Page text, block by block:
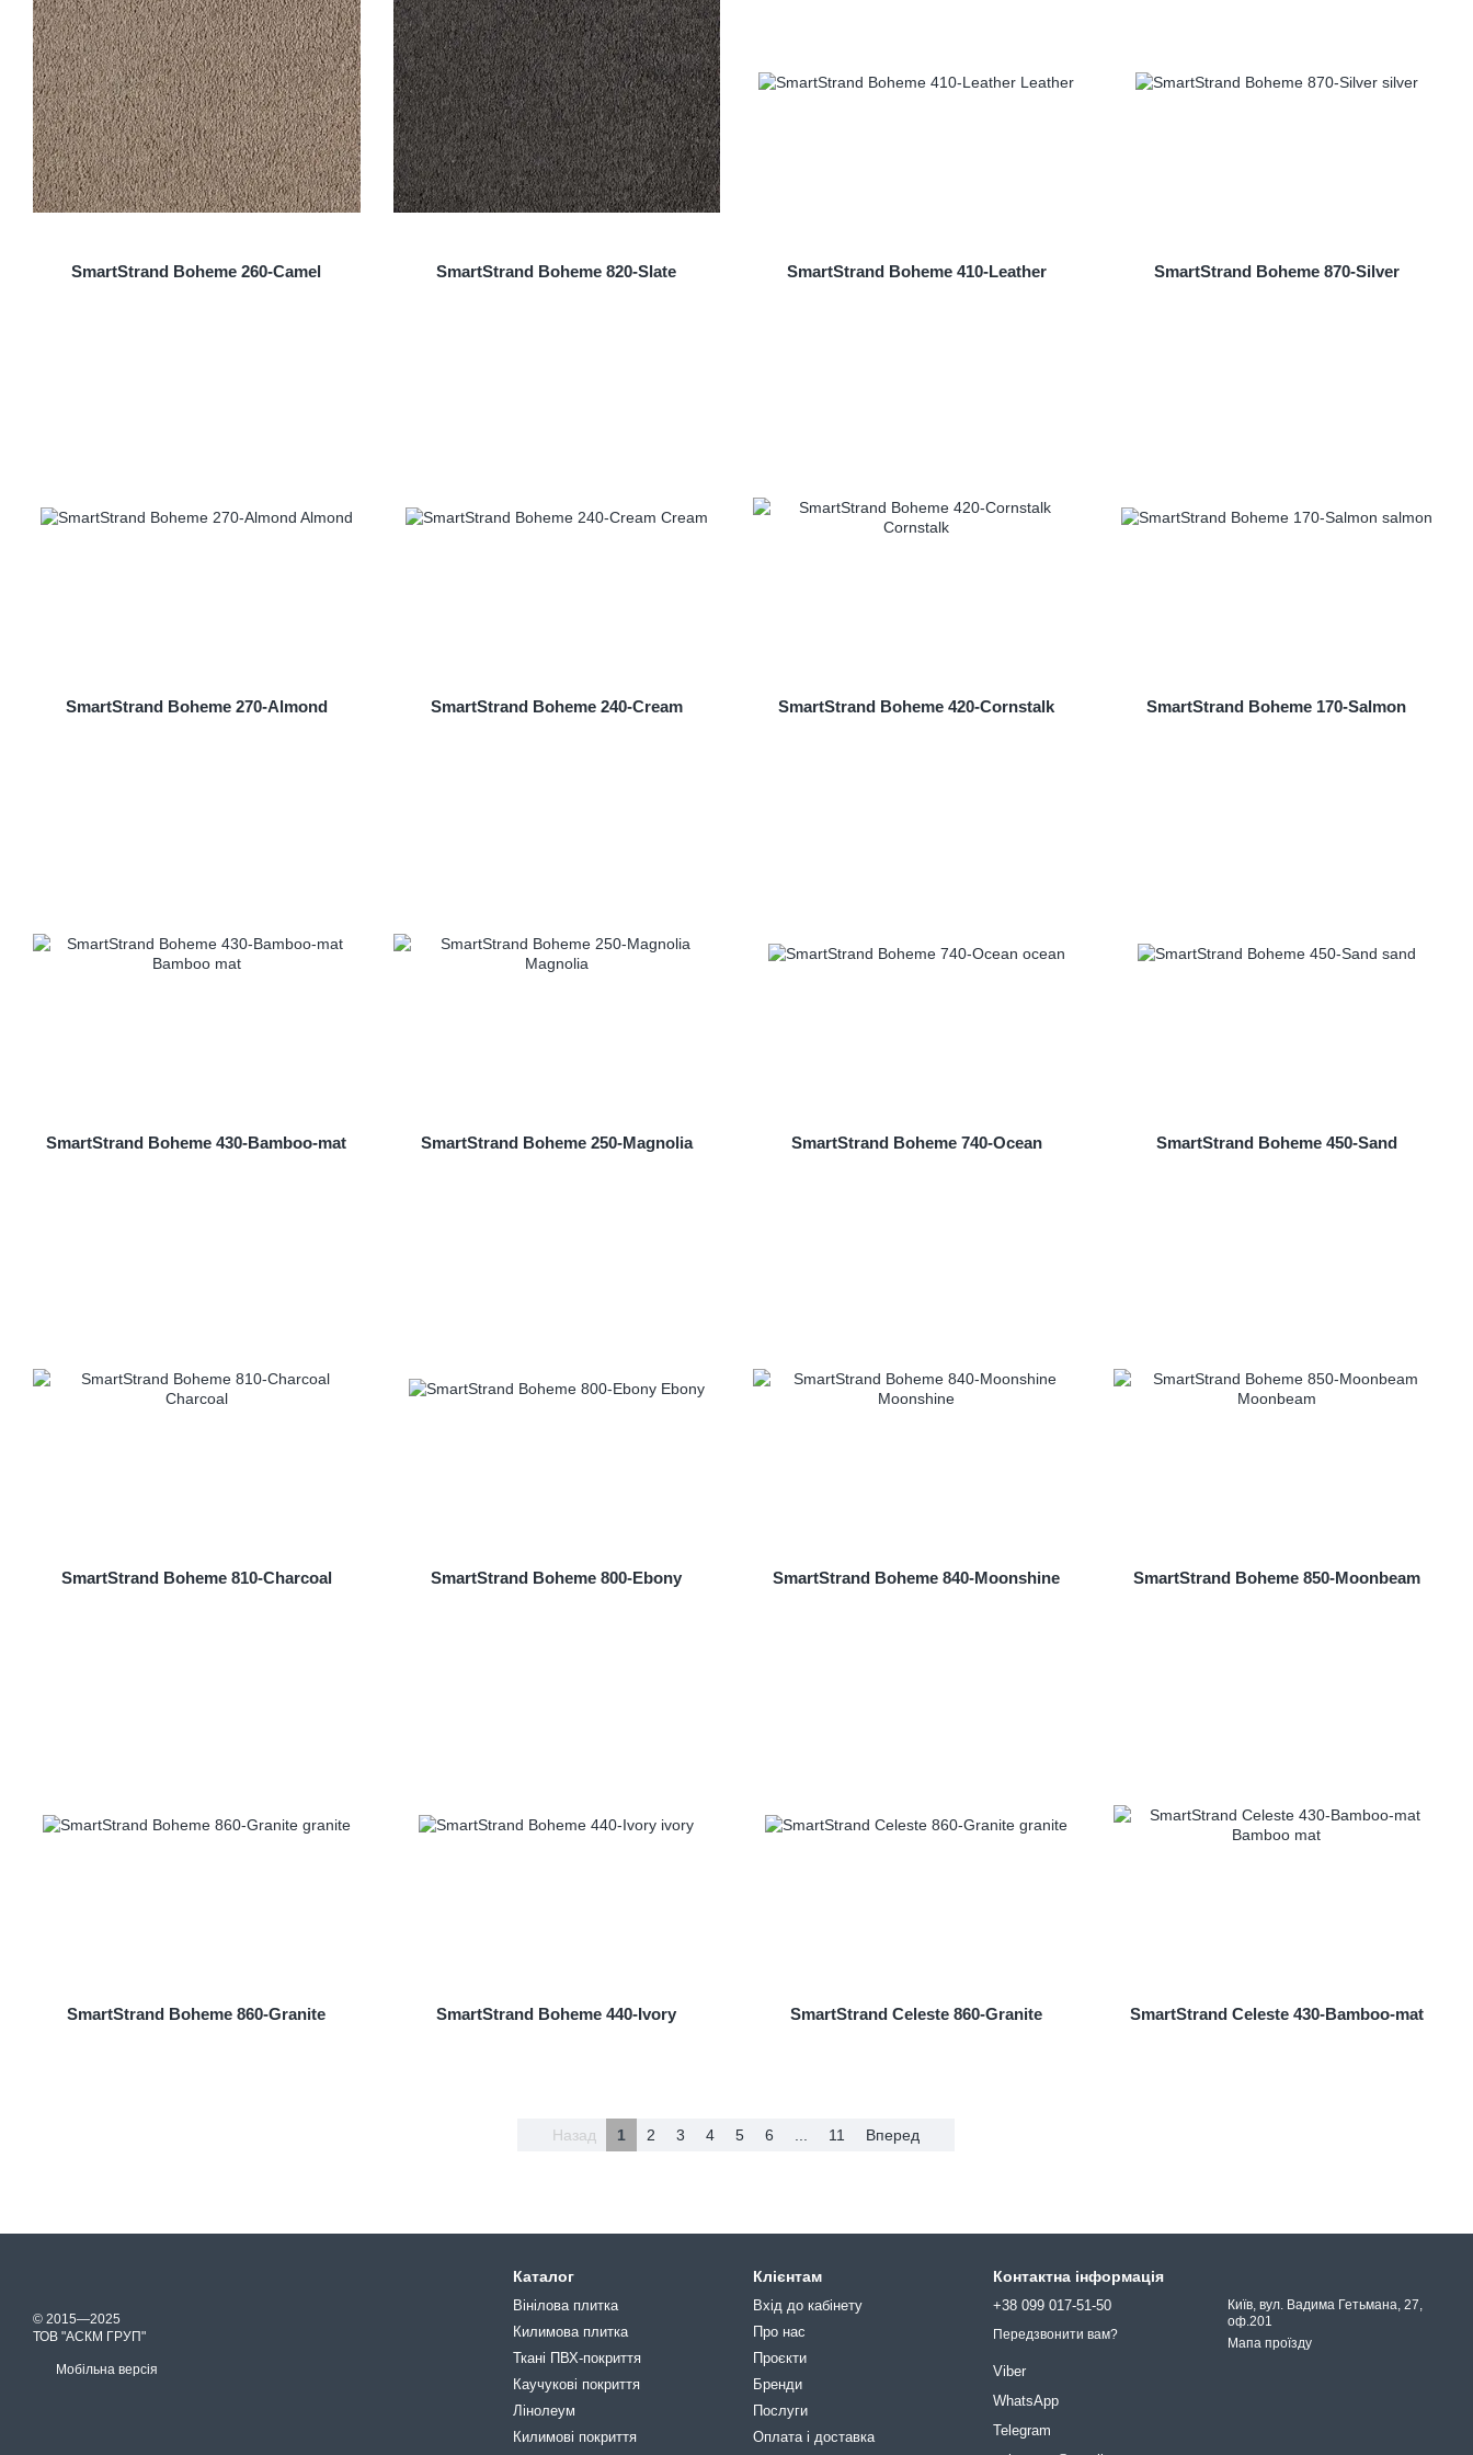
SmartStrand Boheme 260-Camel SmartStrand Boheme 820-Slate SmartStrand Boheme 410-Leather SmartStrand Boheme 870-Silver
SmartStrand Boheme 270-Almond SmartStrand Boheme 240-Cream SmartStrand Boheme 420-Cornstalk SmartStrand Boheme 170-Salmon
SmartStrand Boheme 430-Bamboo-mat SmartStrand Boheme 250-Magnolia SmartStrand Boheme 740-Ocean SmartStrand Boheme 450-Sand
SmartStrand Boheme 810-Charcoal SmartStrand Boheme 800-Ebony SmartStrand Boheme 840-Moonshine SmartStrand Boheme 850-Moonbeam
SmartStrand Boheme 860-Granite SmartStrand Boheme 440-Ivory SmartStrand Celeste 860-Granite SmartStrand Celeste 430-Bamboo-mat
Назад 1 2 3 4 5 6 11 Вперед
© 2015—2025
ТОВ "АСКМ ГРУП"
Мобільна версія
Каталог
Вінілова плитка
Килимова плитка
Ткані ПВХ-покриття
Каучукові покриття
Лінолеум
Килимові покриття
Клієнтам
Вхід до кабінету
Про нас
Проєкти
Бренди
Послуги
Оплата і доставка
Контактна інформація
+38 099 017-51-50
Передзвонити вам?
Viber
WhatsApp
Telegram
Київ, вул. Вадима Гетьмана, 27,
оф.201
Мапа проїзду